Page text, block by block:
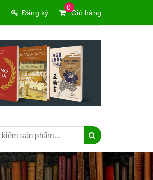
0
Giỏ hàng
Đăng ký